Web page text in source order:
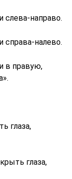
слева-направо.
справа-налево.
в правую,
глаза,
глаза,